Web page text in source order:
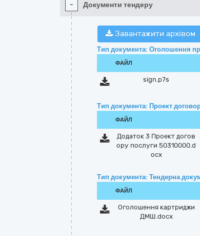
- Документи тендеру
Завантажити архівом
Тип документа: Оголошення
ФАЙЛ
sign.p7s
Тип документа: Проект
ФАЙЛ
Додаток 3 Проект догов
ору послуги 50310000.d
ocx
Тип документа: Тендерна
ФАЙЛ
Оголошення картриджи
ДМШ.docx